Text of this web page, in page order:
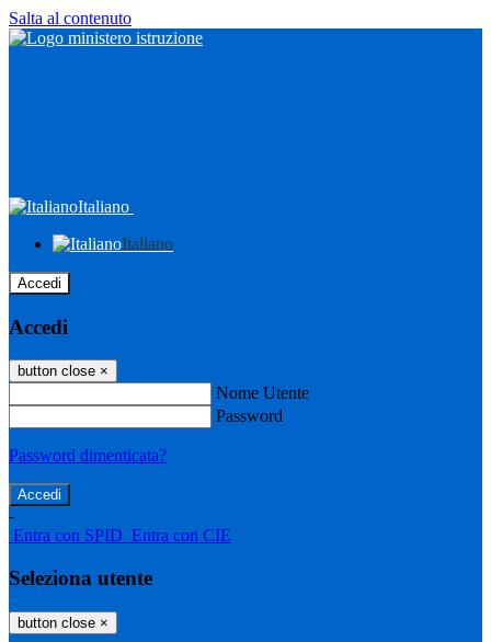
Salta al contenuto
Italiano
Italiano
Accedi
Accedi
button close ×
Nome Utente
Password
Password dimenticata?
-
Entra con SPID Entra con CIE
Seleziona utente
button close ×